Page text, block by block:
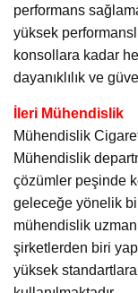
performans
yüksek
konsollara kadar
dayanıklılık ve
İleri Mühendislik
Mühendislik
Mühendislik
çözümler peşinde
geleceğe yönelik
mühendislik
şirketlerden biri
yüksek